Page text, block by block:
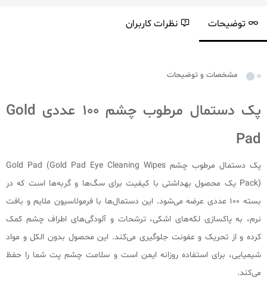
توضیحات نظرات کاربران
مشخصات و توضیحات
پک دستمال مرطوب چشم 100 عددی Gold
Pad
پک دستمال مرطوب چشم Gold Pad (Gold Pad Eye Cleaning Wipes
Pack) یک محصول بهداشتی با کیفیت برای سگ‌ها و گربه‌ها است که در
بسته 100 عددی عرضه می‌شود. این دستمال‌ها با فرمولاسیون ملایم و بافت
نرم، به پاکسازی لکه‌های اشکی، ترشحات و آلودگی‌های اطراف چشم کمک
کرده و از تحریک و عفونت جلوگیری می‌کند. این محصول بدون الکل و مواد
شیمیایی، برای استفاده روزانه ایمن است و سلامت چشم پت شما را حفظ
می‌کند.